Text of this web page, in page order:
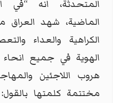
المتحدثة، انه “في
الماضية، شهد
الكراهية والعداء
الهوية في جميع انحاء
هروب اللاجئين
مختتمة كلمتها